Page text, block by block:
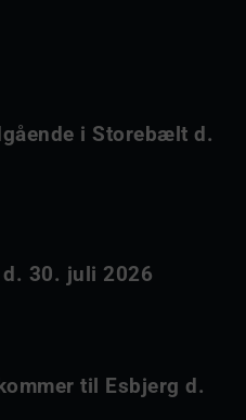
i Storebælt d.
d. 30. juli 2026
til Esbjerg d.